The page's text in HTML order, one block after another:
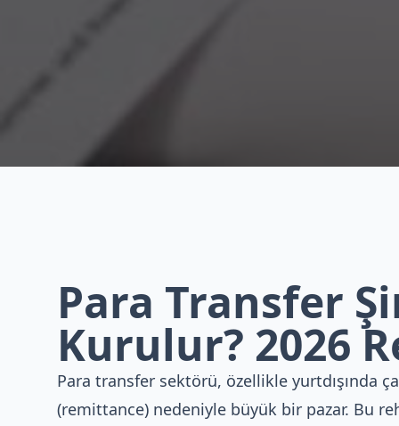
Para Transfer
Kurulur? 2026
Para transfer sektörü, özellikle yurtdışında
(remittance) nedeniyle büyük bir pazar. Bu